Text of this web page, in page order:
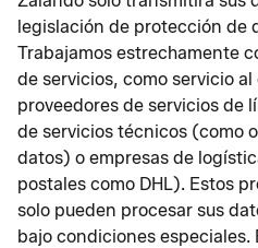
legislación de protección de
Trabajamos estrechamente
de servicios, como servicio
proveedores de servicios de
de servicios técnicos (como
datos) o empresas de
postales como DHL). Estos
solo pueden procesar sus
bajo condiciones especiales.